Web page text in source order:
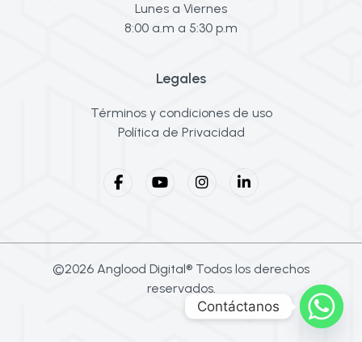
Lunes a Viernes
8:00 a.m a 5:30 p.m
Legales
Términos y condiciones de uso
Política de Privacidad
©2026 Anglood Digital® Todos los derechos
reservados.
Contáctanos